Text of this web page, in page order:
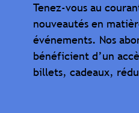
Tenez-vous au
nouveautés en
événements. Nos
bénéficient d’un
billets, cadeaux,